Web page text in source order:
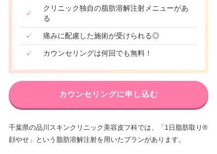
✓
クリニック独自の脂肪溶解注射メニューがあ
る
✓ 痛みに配慮した施術が受けられる◎
✓ カウンセリングは何回でも無料！
カウンセリングに申し込む
千葉県の品川スキンクリニック美容皮フ科では、「1日脂肪取り®
顔やせ」という脂肪溶解注射を用いたプランがあります。